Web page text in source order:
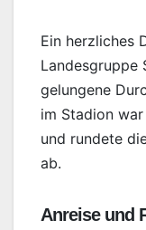
Ein herzliches
Landesgruppe
gelungene
im Stadion
und rundete
ab.
Anreise und